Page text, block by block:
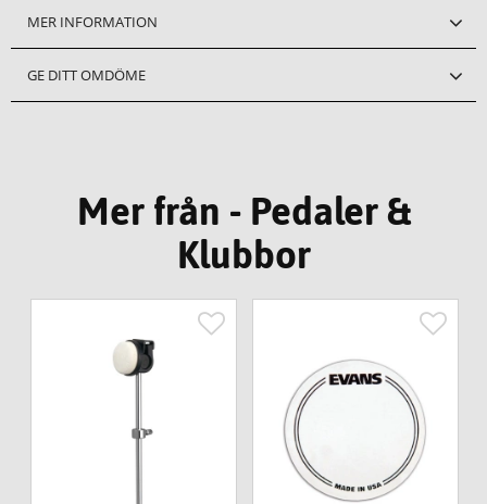
MER INFORMATION
GE DITT OMDÖME
Mer från - Pedaler &
Klubbor